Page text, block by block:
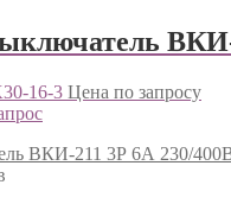
ВКИ-
16-3 Цена по запросу
ВКИ-211 3Р 6А 230/